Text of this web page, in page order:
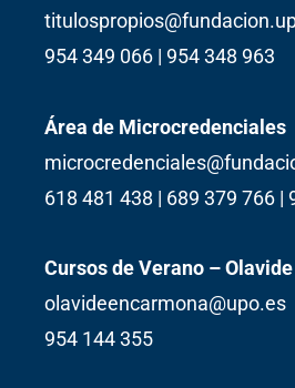
954 349 066 | 954 348 963
Área de Microcredenciales
618 481 438 | 689 379 766 |
Cursos de Verano –
olavideencarmona@upo.es
954 144 355